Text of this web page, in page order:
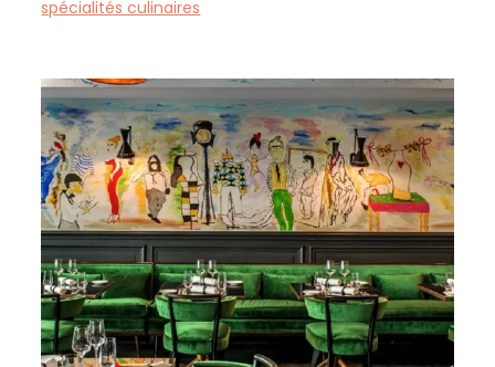
spécialités culinaires